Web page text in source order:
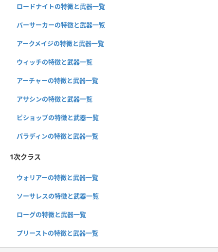
ロードナイトの特徴と武器一覧
バーサーカーの特徴と武器一覧
アークメイジの特徴と武器一覧
ウィッチの特徴と武器一覧
アーチャーの特徴と武器一覧
アサシンの特徴と武器一覧
ビショップの特徴と武器一覧
パラディンの特徴と武器一覧
1次クラス
ウォリアーの特徴と武器一覧
ソーサレスの特徴と武器一覧
ローグの特徴と武器一覧
プリーストの特徴と武器一覧